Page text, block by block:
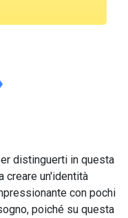
distinguerti in questa
creare un'identità
con pochi
poiché su questa